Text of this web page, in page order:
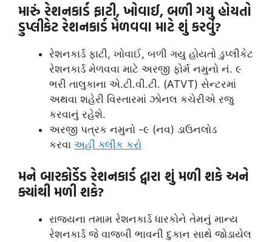
મારું રેશનકાર્ડ ફાટી, ખોવાઈ, બળી ગયુ હોયતો
ડુપ્લીકેટ રેશનકાર્ડ મેળવવા માટે શું કરવું?
રેશનકાર્ડ ફાટી, ખોવાઈ, બળી ગયુ હોયતો ડુપ્લીકેટ
રેશનકાર્ડ મેળવવા માટે અરજી ફોર્મ નમુનો નં. ૯
ભરી તાલુકાના એ.ટી.વી.ટી. (ATVT) સેન્ટરમાં
અથવા શહેરી વિસ્તારમાં ઝોનલ કચેરીએ રજુ
કરવાનું રહેશે.
અરજી પત્રક નમુનો -૯ (નવ) ડાઉનલોડ
કરવા અહીં ક્લીક કરો
મને બારકોર્ડેડ રેશનકાર્ડ દ્વારા શું મળી શકે અને
ક્યાંથી મળી શકે?
રાજ્યના તમામ રેશનકાર્ડ ધારકોને તેમનું માન્ય
રેશનકાર્ડ જે વાજબી ભાવની દુકાન સાથે જોડાયેલ